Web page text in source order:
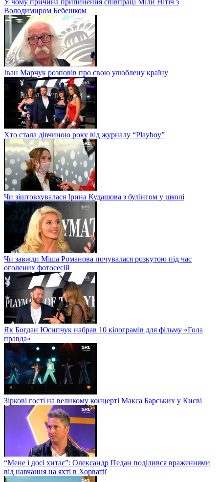
Володимиром Бебешком
Іван Марчук розповів про свою улюблену країну
Хто стала дівчиною року від журналу “Playboy”
Чи зіштовхувалася Ірина Кудашова з булінгом у школі
Чи завжди Міша Романова почувалася розкутою під час
оголених фотосесій
Як Богдан Юсипчук набрав 10 кілограмів для фільму «Гола
правда»
Зіркові гості на великому концерті Макса Барських у Києві
“Мене і досі хитає”: Олександр Педан поділився враженнями
від навчання на яхті в Хорватії